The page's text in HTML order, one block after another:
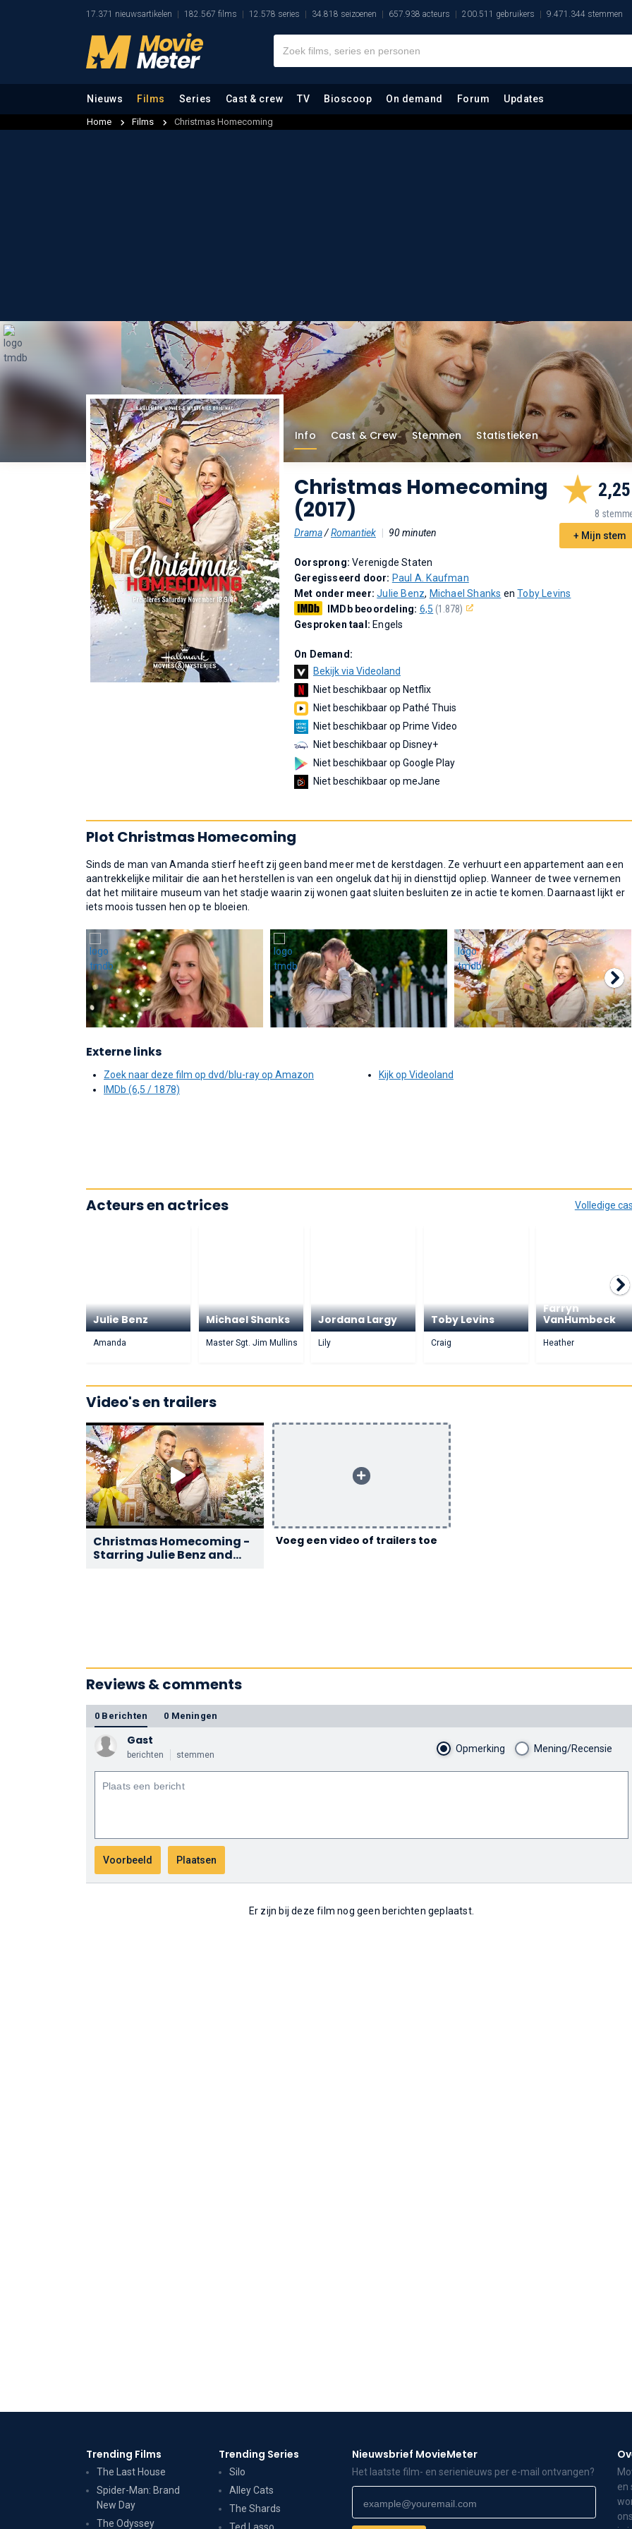
17.371 nieuwsartikelen 182.567 films 12.578 series 34.818 seizoenen 657.938 acteurs 200.511 gebruikers 9.471.344 stemmen
Nieuws Films Series Cast & crew TV Bioscoop On demand Forum Updates
Home Films Christmas Homecoming
Info Cast & Crew Stemmen Statistieken
Christmas Homecoming
(2017)
Drama/Romantiek 90 minuten
2,25
8
+ Mijn stem
Oorsprong:Verenigde Staten
Geregisseerd door: Paul A. Kaufman
Met onder meer:Julie Benz, Michael Shanks enToby Levins
IMDb beoordeling: 6,5 (1.878)
Gesproken taal: Engels
On Demand:
Bekijk via Videoland
Niet beschikbaar op Netflix
Niet beschikbaar op Pathé Thuis
Niet beschikbaar op Prime Video
Niet beschikbaar op Disney+
Niet beschikbaar op Google Play
Niet beschikbaar op meJane
Plot Christmas Homecoming
Sinds de man van Amanda stierf heeft zij geen band meer met de kerstdagen. Ze verhuurt een appartement aan een
aantrekkelijke militair die aan het herstellen is van een ongeluk dat hij in diensttijd opliep. Wanneer de twee vernemen
dat het militaire museum van het stadje waarin zij wonen gaat sluiten besluiten ze in actie te komen. Daarnaast lijkt er
iets moois tussen hen op te bloeien.
Externe links
Zoek naar deze film op dvd/blu-ray op Amazon
IMDb (6,5 / 1878)
Kijk op Videoland
Volledige
Acteurs en actrices
Julie Benz
Amanda
Michael Shanks
Master Sgt. Jim Mullins
Jordana Largy
Lily
Toby Levins
Craig
Farryn
VanHumbeck
Heather
Video's en trailers
Christmas Homecoming -
Starring Julie Benz and
Voeg een video of trailers toe
Reviews & comments
0 Berichten 0 Meningen
Gast
berichten stemmen
Opmerking Mening/Recensie
Er zijn bij deze film nog geen berichten geplaatst.
Trending Films
The Last House
Spider-Man: Brand
New Day
The Odyssey
Trending Series
Silo
Alley Cats
The Shards
Nieuwsbrief MovieMeter
Het laatste film- en serienieuws per e-mail ontvangen?
en